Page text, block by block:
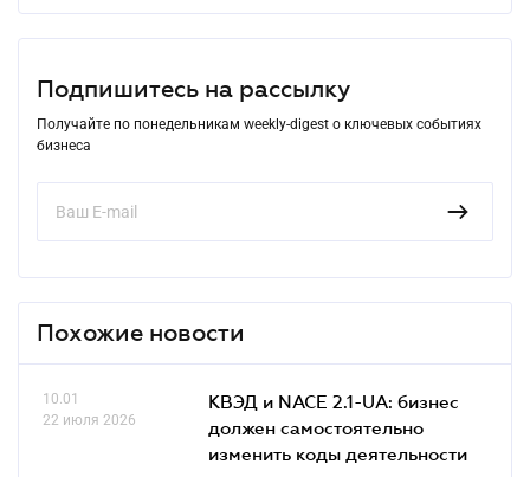
Подпишитесь на рассылку
Получайте по понедельникам weekly-digest о ключевых событиях
бизнеса
Похожие новости
10.01
22 июля 2026
КВЭД и NACE 2.1-UA: бизнес
должен самостоятельно
изменить коды деятельности